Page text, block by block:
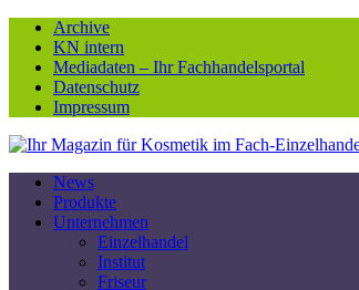
Archive
KN intern
Mediadaten – Ihr Fachhandelsportal
Datenschutz
Impressum
News
Produkte
Unternehmen
Einzelhandel
Institut
Friseur